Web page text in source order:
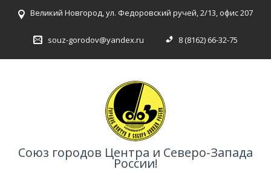
Великий Новгород, ул. Федоровский ручей, 2/13, офис 207
souz-gorodov@yandex.ru 8 (8162) 66-32-75
Союз городов Центра и Северо-Запада
России!